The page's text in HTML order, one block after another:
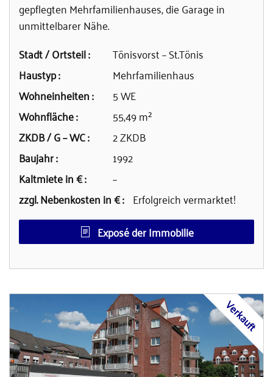
gepflegten Mehrfamilienhauses, die Garage in
unmittelbarer Nähe.
Stadt / Ortsteil :
Tönisvorst – St.Tönis
Haustyp :
Mehrfamilienhaus
Wohneinheiten :
5 WE
Wohnfläche :
55,49 m²
ZKDB / G – WC :
2 ZKDB
Baujahr :
1992
Kaltmiete in € :
–
zzgl. Nebenkosten in € : Erfolgreich vermarktet!
Exposé der Immobilie
Verkauft